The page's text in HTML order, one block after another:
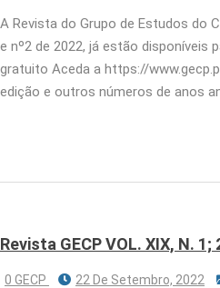
A Revista do Grupo de Estudos do
e nº2 de 2022, já estão disponíveis
gratuito Aceda a https://
edição e outros números de anos
Revista GECP VOL. XIX, N. 1;
0 GECP 22 De Setembro, 2022